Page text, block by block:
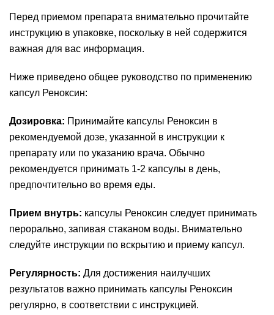
Перед приемом препарата внимательно прочитайте
инструкцию в упаковке, поскольку в ней содержится
важная для вас информация.
Ниже приведено общее руководство по применению
капсул Реноксин:
Дозировка: Принимайте капсулы Реноксин в
рекомендуемой дозе, указанной в инструкции к
препарату или по указанию врача. Обычно
рекомендуется принимать 1-2 капсулы в день,
предпочтительно во время еды.
Прием внутрь: капсулы Реноксин следует принимать
перорально, запивая стаканом воды. Внимательно
следуйте инструкции по вскрытию и приему капсул.
Регулярность: Для достижения наилучших
результатов важно принимать капсулы Реноксин
регулярно, в соответствии с инструкцией.